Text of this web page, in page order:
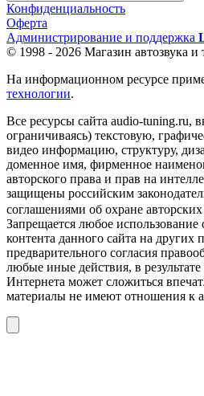
Конфиденциальность
Оферта
Администрирование и поддержка
© 1998 - 2026 Магазин автозвука
На информационном ресурсе
технологии.
Все ресурсы сайта audio-tuning.ru,
ограничиваясь) текстовую,
видео информацию, структуру,
доменное имя, фирменное
авторского права и прав на
защищены российским
соглашениями об охране
Запрещается любое
контента данного сайта на других
предварительного согласия
любые иные действия, в
Интернета может сложиться
материалы не имеют отношения к